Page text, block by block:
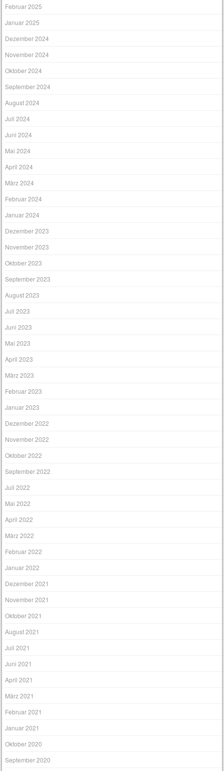
Februar 2025
Januar 2025
Dezember 2024
November 2024
Oktober 2024
September 2024
August 2024
Juli 2024
Juni 2024
Mai 2024
April 2024
März 2024
Februar 2024
Januar 2024
Dezember 2023
November 2023
Oktober 2023
September 2023
August 2023
Juli 2023
Juni 2023
Mai 2023
April 2023
März 2023
Februar 2023
Januar 2023
Dezember 2022
November 2022
Oktober 2022
September 2022
Juli 2022
Mai 2022
April 2022
März 2022
Februar 2022
Januar 2022
Dezember 2021
November 2021
Oktober 2021
August 2021
Juli 2021
Juni 2021
April 2021
März 2021
Februar 2021
Januar 2021
Oktober 2020
September 2020